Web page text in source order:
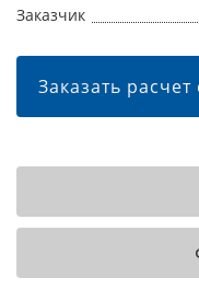
Заказчик
Заказать расчет